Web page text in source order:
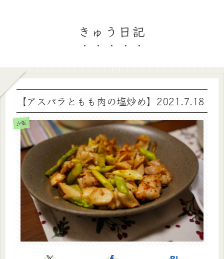
きゅう日記
【アスパラともも肉の塩炒め】2021.7.18
夕飯